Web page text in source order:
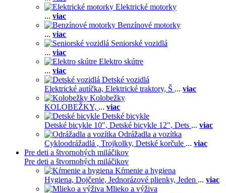
Elektrické motorky
... viac
Benzínové motorky
... viac
Seniorské vozidlá
... viac
Elektro skútre
... viac
Detské vozidlá
Elektrické autíčka, Elektrické traktory, Š ... viac
Kolobežky
KOLOBEŽKY, ... viac
Detské bicykle
Detské bicykle 10", Detské bicykle 12", Dets ... viac
Odrážadla a vozítka
Cykloodrážadlá , Trojkolky, Detské korčule ... viac
Pre deti a štvornohých miláčikov
Pre deti a štvornohých miláčikov
Kŕmenie a hygiena
Hygiena, Dojčenie, Jednorázové plienky, Jeden ... viac
Mlieko a výživa